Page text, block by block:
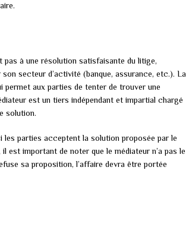
pas à une résolution satisfaisante du litige,
secteur d’activité (banque, assurance, etc.). La
aux parties de tenter de trouver une
est un tiers indépendant et impartial chargé
solution.
parties acceptent la solution proposée par le
est important de noter que le médiateur n’a pas le
sa proposition, l’affaire devra être portée